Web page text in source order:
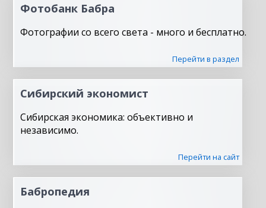
Фотобанк Бабра
Фотографии со всего света - много и бесплатно.
Перейти в раздел
Сибирский экономист
Сибирская экономика: объективно и
независимо.
Перейти на сайт
Бабропедия